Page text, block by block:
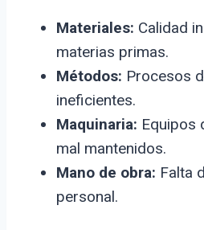
Materiales: Calidad
materias primas.
Métodos: Procesos
ineficientes.
Maquinaria: Equipos
mal mantenidos.
Mano de obra: Falta
personal.